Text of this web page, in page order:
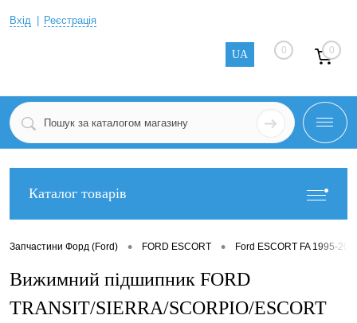
Вхід Реєстрація
UA 0 0
Каталог товарів
Запчастини Форд (Ford) • FORD ESCORT • Ford ESCORT FA 1995-
Вижимний підшипник FORD
TRANSIT/SIERRA/SCORPIO/ESCORT